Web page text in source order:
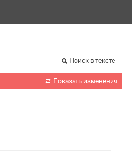
Поиск в тексте
 Показать изменения